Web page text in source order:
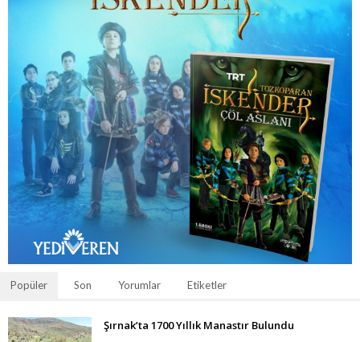
Popüler Son Yorumlar Etiketler
Şırnak’ta 1700 Yıllık Manastır Bulundu